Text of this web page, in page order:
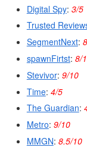
Digital Spy: 3/5
Trusted
SegmentNext:
spawnFirtst: 8/
Stevivor: 9/10
Time: 4/5
The Guardian:
Metro: 9/10
MMGN: 8.5/10